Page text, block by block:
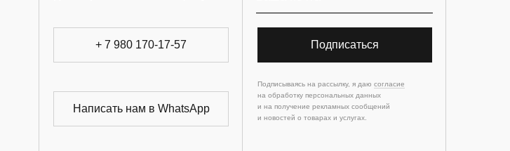
Подписываясь на рассылку, я даю согласие
на обработку персональных данных
и на получение рекламных сообщений
и новостей о товарах и услугах.
+ 7 980 170-17-57
Написать нам в WhatsApp
Подписаться